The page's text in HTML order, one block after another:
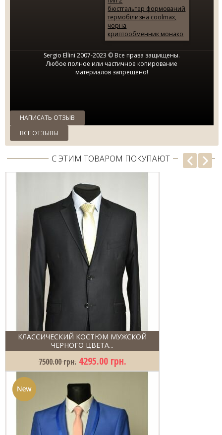
МУЖСКОЙ КОСТЮМ ЧЕРНЫЙ В
ПОЛОСКУ SE...
7950.00 грн. 2795.00 грн.
бюстгальтер формований
термобілизна coolmax,
чорна
криптообменник монако
Sergio Ellini 2007-2023 © Все права защищены.
Любое полное или частичное копирование
материалов запрещено!
НАПИСАТЬ ОТЗЫВ
ВСЕ ОТЗЫВЫ
С ЭТИМ ТОВАРОМ ПОКУПАЮТ
КЛАССИЧЕСКИЙ КОСТЮМ МУЖСКОЙ
ЧЕРНОГО ЦВЕТА...
7500.00 грн. 4295.00 грн.